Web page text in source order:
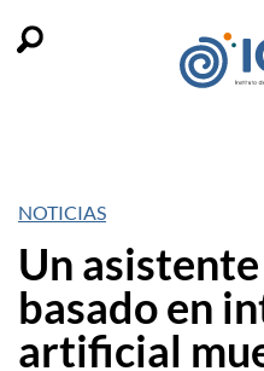
NOTICIAS
Un
basado en
artificial